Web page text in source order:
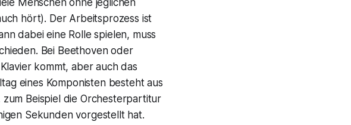
Menschen ohne jeglichen
hört). Der Arbeitsprozess ist
dabei eine Rolle spielen, muss
Bei Beethoven oder
kommt, aber auch das
eines Komponisten besteht aus
Beispiel die Orchesterpartitur
Sekunden vorgestellt hat.